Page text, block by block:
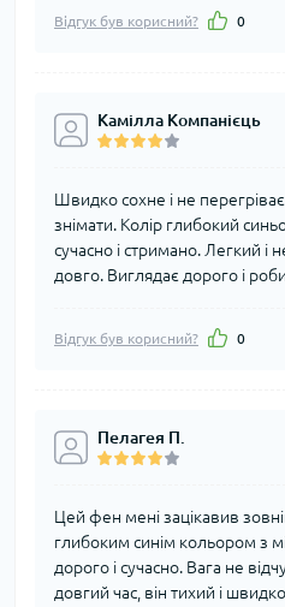
Відгук був корисний? 0
Камілла Компанієць
Швидко сохне і не
знімати. Колір глибокий
сучасно і стримано. Легкий і
довго. Виглядає дорого і
Відгук був корисний? 0
Пелагея П.
Цей фен мені зацікавив
глибоким синім кольором з
дорого і сучасно. Вага не
довгий час, він тихий і